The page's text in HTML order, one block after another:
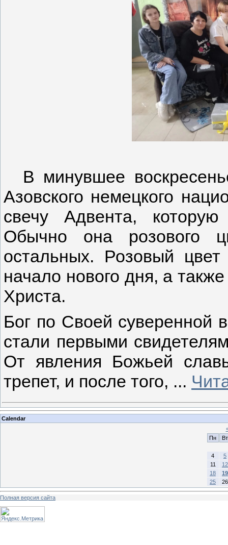
В минувшее
Азовского немецкого
свечу Адвента,
Обычно она розового
остальных. Розовый
начало нового дня, а
Христа.
Бог по Своей суверенной
стали первыми
От явления Божьей
трепет, и после того, ...
Calendar
Пн
Вт
4
5
11
12
18
19
25
26
Полная версия сайта